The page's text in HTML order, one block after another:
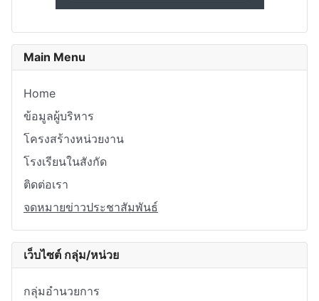
Main Menu
Home
ข้อมูลผู้บริหาร
โครงสร้างหน่วยงาน
โรงเรียนในสังกัด
ติดต่อเรา
จดหมายข่าวประชาสัมพันธ์
เว็บไซต์ กลุ่ม/หน่วย
กลุ่มอำนวยการ